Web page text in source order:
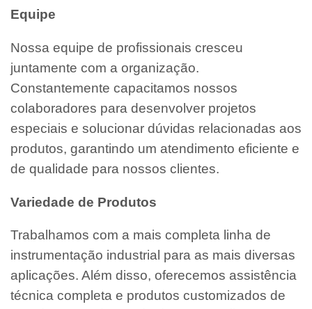
Equipe
Nossa equipe de profissionais cresceu
juntamente com a organização.
Constantemente capacitamos nossos
colaboradores para desenvolver projetos
especiais e solucionar dúvidas relacionadas aos
produtos, garantindo um atendimento eficiente e
de qualidade para nossos clientes.
Variedade de Produtos
Trabalhamos com a mais completa linha de
instrumentação industrial para as mais diversas
aplicações. Além disso, oferecemos assistência
técnica completa e produtos customizados de